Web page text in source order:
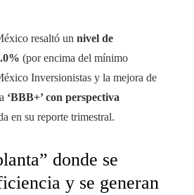
resaltó un nivel de
(por encima del mínimo
Inversionistas y la mejora de
‘BBB+’ con perspectiva
en su reporte trimestral.
donde se
y se generan